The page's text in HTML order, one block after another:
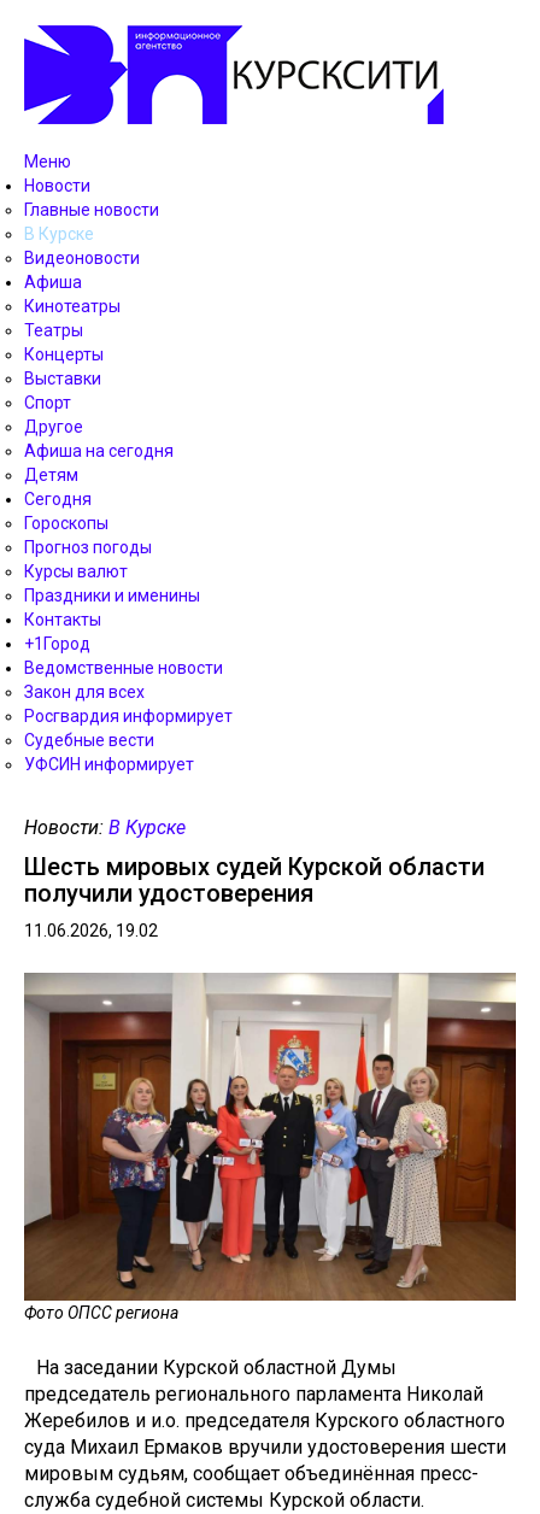
Меню
Новости
Главные новости
В Курске
Видеоновости
Афиша
Кинотеатры
Театры
Концерты
Выставки
Спорт
Другое
Афиша на сегодня
Детям
Сегодня
Гороскопы
Прогноз погоды
Курсы валют
Праздники и именины
Контакты
+1Город
Ведомственные новости
Закон для всех
Росгвардия информирует
Судебные вести
УФСИН информирует
Новости: В Курске
Шесть мировых судей Курской области
получили удостоверения
11.06.2026, 19.02
Фото ОПСС региона
На заседании Курской областной Думы
председатель регионального парламента Николай
Жеребилов и и.о. председателя Курского областного
суда Михаил Ермаков вручили удостоверения шести
мировым судьям, сообщает объединённая пресс-
служба судебной системы Курской области.